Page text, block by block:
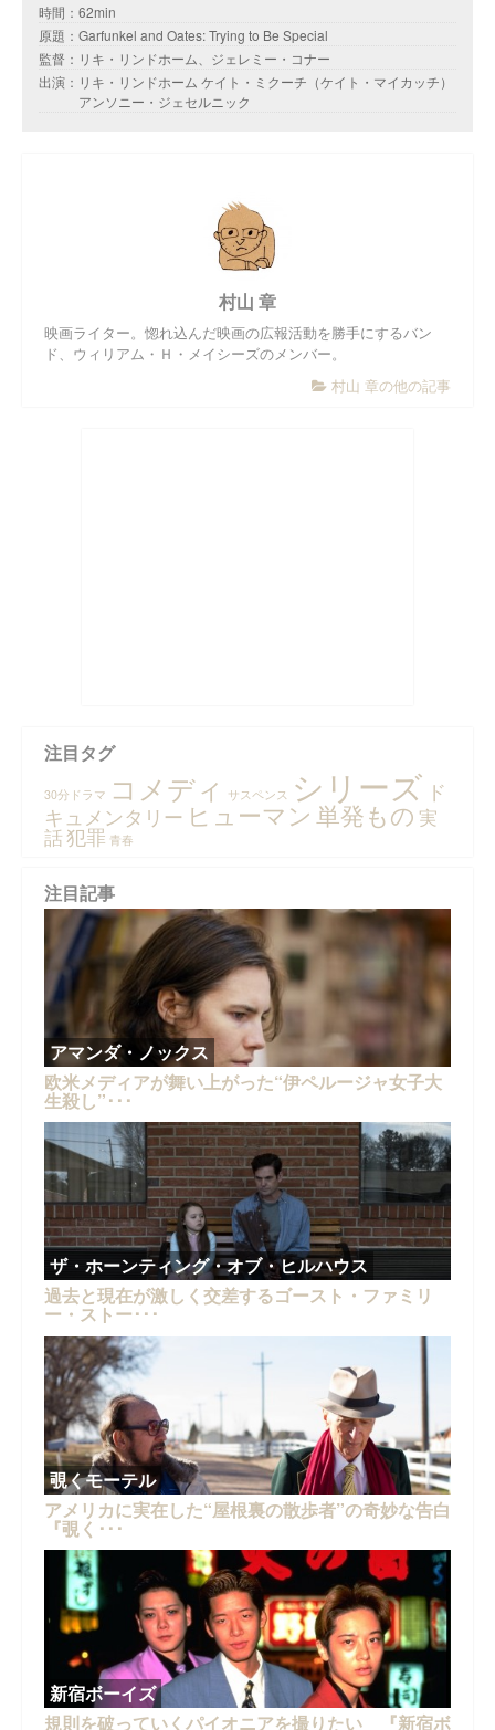
時間：62min
原題：Garfunkel and Oates: Trying to Be Special
監督：リキ・リンドホーム、ジェレミー・コナー
出演：リキ・リンドホーム ケイト・ミクーチ（ケイト・マイカッチ）
アンソニー・ジェセルニック
村山 章
映画ライター。惚れ込んだ映画の広報活動を勝手にするバン
ド、ウィリアム・Ｈ・メイシーズのメンバー。
村山 章の他の記事
注目タグ
30分ドラマ コメディ サスペンス シリーズ ド
キュメンタリー ヒューマン単発もの 実
話犯罪 青春
注目記事
アマンダ・ノックス
欧米メディアが舞い上がった“伊ペルージャ女子大
生殺し”･･･
ザ・ホーンティング・オブ・ヒルハウス
過去と現在が激しく交差するゴースト・ファミリ
ー・ストー･･･
覗くモーテル
アメリカに実在した“屋根裏の散歩者”の奇妙な告白
『覗く･･･
新宿ボーイズ
規則を破っていくパイオニアを撮りたい 『新宿ボ